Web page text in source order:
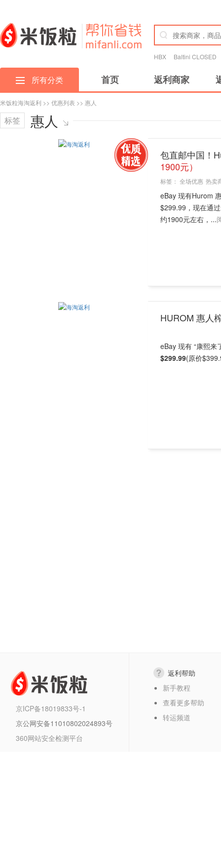
HBX Baltini CLOSED
所有分类 首页 返利商家
米饭粒海淘返利 >> 优惠列表 >> 惠人
标签 惠人
包直邮中国！
1900元）
标签： 全场优惠 热卖
eBay 现有Hurom
$299.99，现在通
约1900元左右，...
HUROM 惠人
eBay 现有 “康熙来
$299.99(原价
京ICP备18019833号-1
京公网安备11010802024893号
360网站安全检测平台
返利帮助
新手教程
查看更多帮助
转运频道